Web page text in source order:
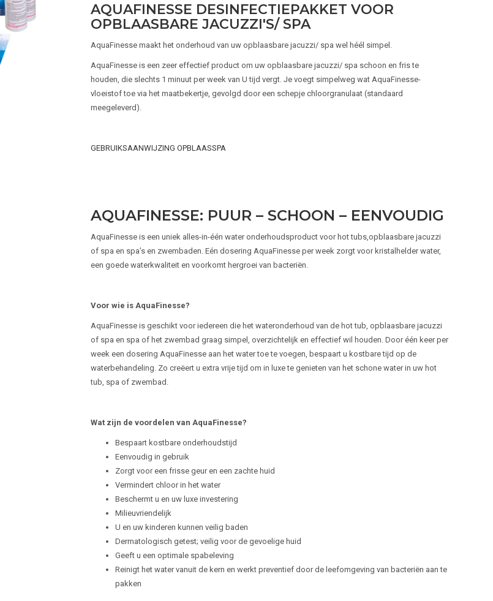
AQUAFINESSE DESINFECTIEPAKKET VOOR
OPBLAASBARE JACUZZI'S/ SPA
AquaFinesse maakt het onderhoud van uw opblaasbare jacuzzi/ spa wel héél simpel.
AquaFinesse is een zeer effectief product om uw opblaasbare jacuzzi/ spa schoon en fris te
houden, die slechts 1 minuut per week van U tijd vergt. Je voegt simpelweg wat AquaFinesse-
vloeistof toe via het maatbekertje, gevolgd door een schepje chloorgranulaat (standaard
meegeleverd).
GEBRUIKSAANWIJZING OPBLAASSPA
AQUAFINESSE: PUUR – SCHOON – EENVOUDIG
AquaFinesse is een uniek alles-in-één water onderhoudsproduct voor hot tubs,opblaasbare jacuzzi
of spa en spa’s en zwembaden. Eén dosering AquaFinesse per week zorgt voor kristalhelder water,
een goede waterkwaliteit en voorkomt hergroei van bacteriën.
Voor wie is AquaFinesse?
AquaFinesse is geschikt voor iedereen die het wateronderhoud van de hot tub, opblaasbare jacuzzi
of spa en spa of het zwembad graag simpel, overzichtelijk en effectief wil houden. Door één keer per
week een dosering AquaFinesse aan het water toe te voegen, bespaart u kostbare tijd op de
waterbehandeling. Zo creëert u extra vrije tijd om in luxe te genieten van het schone water in uw hot
tub, spa of zwembad.
Wat zijn de voordelen van AquaFinesse?
Bespaart kostbare onderhoudstijd
Eenvoudig in gebruik
Zorgt voor een frisse geur en een zachte huid
Vermindert chloor in het water
Beschermt u en uw luxe investering
Milieuvriendelijk
U en uw kinderen kunnen veilig baden
Dermatologisch getest; veilig voor de gevoelige huid
Geeft u een optimale spabeleving
Reinigt het water vanuit de kern en werkt preventief door de leefomgeving van bacteriën aan te
pakken